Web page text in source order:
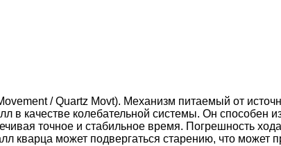
/ Quartz Movt). Механизм питаемый от
в качестве колебательной системы. Он
точное и стабильное время. Погрешность
кварца может подвергаться старению, что может